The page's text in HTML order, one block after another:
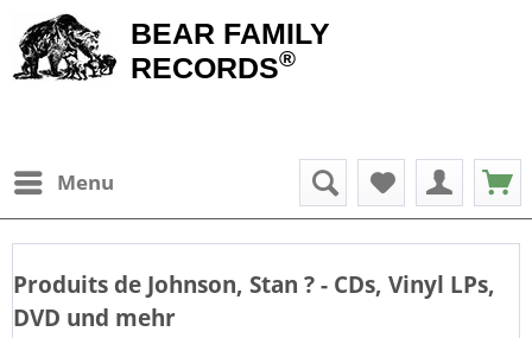
BEAR FAMILY
RECORDS®
Menu
Produits de Johnson, Stan ? - CDs, Vinyl LPs,
DVD und mehr